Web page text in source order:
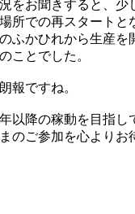
をお聞きすると、少
所での再スタートと
ふかひれから生産を
ことでした。
報ですね。
以降の稼動を目指し
のご参加を心よりお